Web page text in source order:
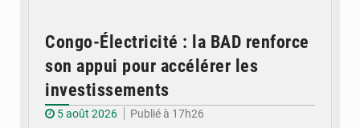
Congo-Électricité : la BAD renforce
son appui pour accélérer les
investissements
5 août 2026
Publié à 17h26